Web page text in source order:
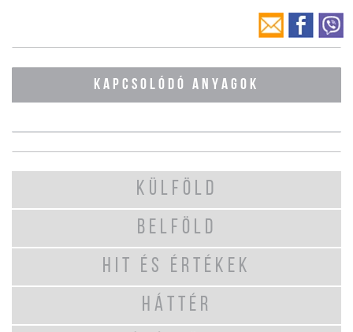
KAPCSOLÓDÓ ANYAGOK
KÜLFÖLD
BELFÖLD
HIT ÉS ÉRTÉKEK
HÁTTÉR